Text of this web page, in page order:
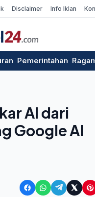
Disclaimer Info Iklan
Pemerintahan
AI dari
Google AI